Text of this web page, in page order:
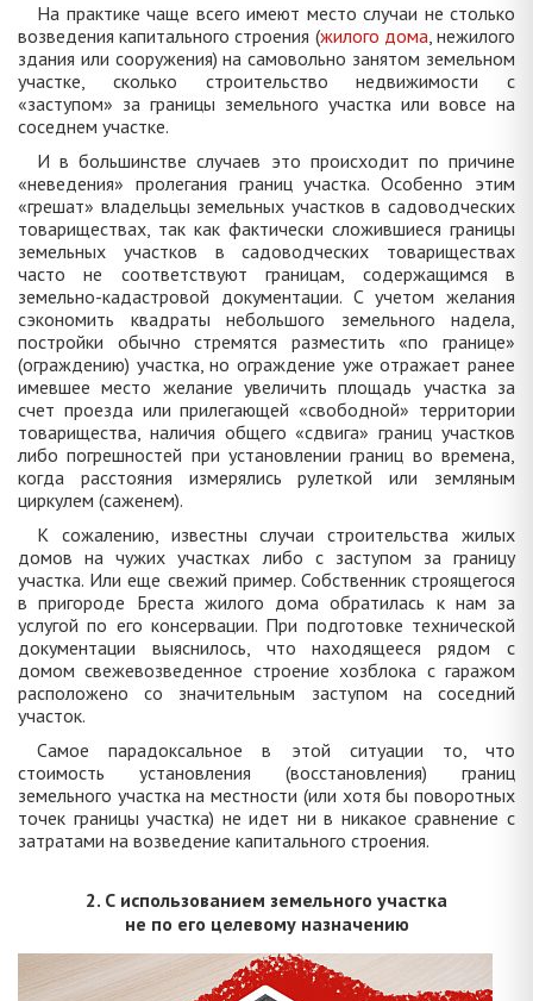
На практике чаще всего имеют место случаи не столько
возведения капитального строения (жилого дома, нежилого
здания или сооружения) на самовольно занятом земельном
участке, сколько строительство недвижимости с
«заступом» за границы земельного участка или вовсе на
соседнем участке.
И в большинстве случаев это происходит по причине
«неведения» пролегания границ участка. Особенно этим
«грешат» владельцы земельных участков в садоводческих
товариществах, так как фактически сложившиеся границы
земельных участков в садоводческих товариществах
часто не соответствуют границам, содержащимся в
земельно-кадастровой документации. С учетом желания
сэкономить квадраты небольшого земельного надела,
постройки обычно стремятся разместить «по границе»
(ограждению) участка, но ограждение уже отражает ранее
имевшее место желание увеличить площадь участка за
счет проезда или прилегающей «свободной» территории
товарищества, наличия общего «сдвига» границ участков
либо погрешностей при установлении границ во времена,
когда расстояния измерялись рулеткой или земляным
циркулем (саженем).
К сожалению, известны случаи строительства жилых
домов на чужих участках либо с заступом за границу
участка. Или еще свежий пример. Собственник строящегося
в пригороде Бреста жилого дома обратилась к нам за
услугой по его консервации. При подготовке технической
документации выяснилось, что находящееся рядом с
домом свежевозведенное строение хозблока с гаражом
расположено со значительным заступом на соседний
участок.
Самое парадоксальное в этой ситуации то, что
стоимость установления (восстановления) границ
земельного участка на местности (или хотя бы поворотных
точек границы участка) не идет ни в никакое сравнение с
затратами на возведение капитального строения.
2. С использованием земельного участка
не по его целевому назначению